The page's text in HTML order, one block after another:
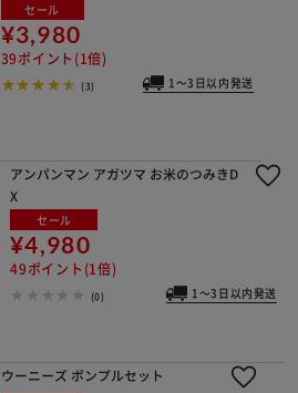
セール
¥3,980
39ポイント(1倍)
(3) 1～3日以内発送
アンパンマン アガツマ お米のつみきD
X
セール
¥4,980
49ポイント(1倍)
(0) 1～3日以内発送
ウーニーズ ポンプルセット